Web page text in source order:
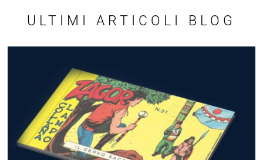
ULTIMI ARTICOLI BLOG